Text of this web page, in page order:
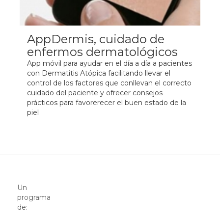
AppDermis, cuidado de
enfermos dermatológicos
App móvil para ayudar en el día a día a pacientes
con Dermatitis Atópica facilitando llevar el
control de los factores que conllevan el correcto
cuidado del paciente y ofrecer consejos
prácticos para favorerecer el buen estado de la
piel
Un
programa
de: